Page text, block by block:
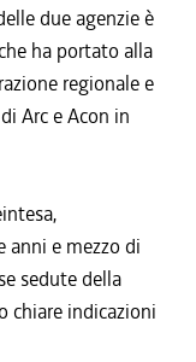
due agenzie è
ha portato alla
regionale e
Arc e Acon in
anni e mezzo di
sedute della
chiare indicazioni